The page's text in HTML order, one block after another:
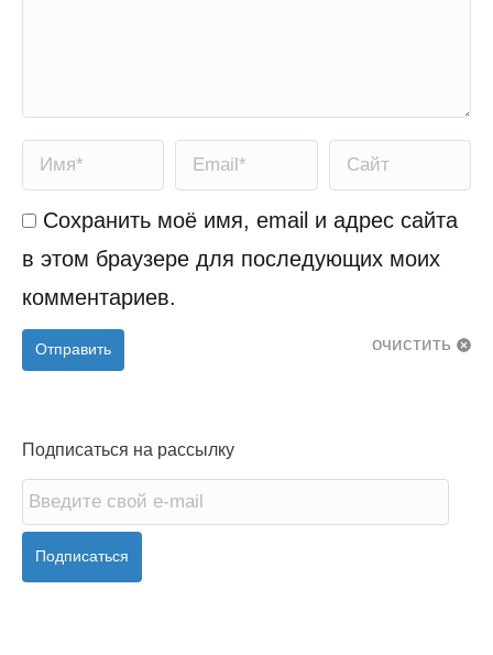
Имя * Email * Сайт
Сохранить моё имя, email и адрес сайта
в этом браузере для последующих моих
комментариев.
очистить
Отправить
Подписаться на рассылку
Подписаться